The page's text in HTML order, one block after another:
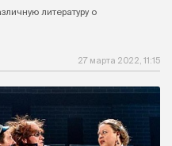
литературу о
27 марта 2022, 11:15